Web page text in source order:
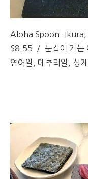
Aloha Spoon -
$8.55 / 눈길이 가는
연어알, 메추리알, 성